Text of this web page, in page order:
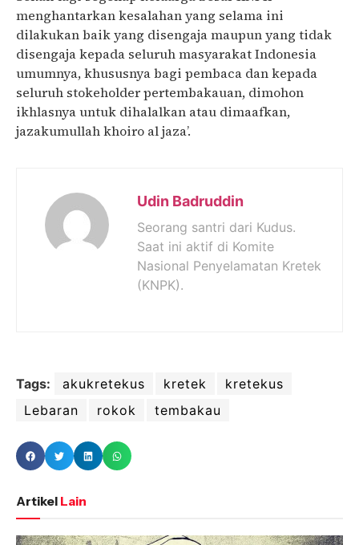
menghantarkan kesalahan yang selama ini
dilakukan baik yang disengaja maupun yang tidak
disengaja kepada seluruh masyarakat Indonesia
umumnya, khususnya bagi pembaca dan kepada
seluruh stokeholder pertembakauan, dimohon
ikhlasnya untuk dihalalkan atau dimaafkan,
jazakumullah khoiro al jaza’.
Udin Badruddin
Seorang santri dari Kudus.
Saat ini aktif di Komite
Nasional Penyelamatan Kretek
(KNPK).
Tags: akukretekus kretek
kretekus
Lebaran
rokok tembakau
Artikel Lain